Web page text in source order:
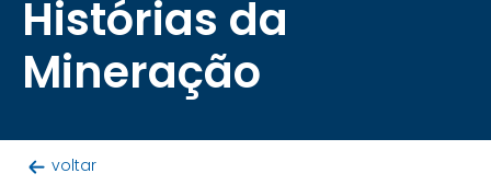
Histórias da
Mineração
voltar